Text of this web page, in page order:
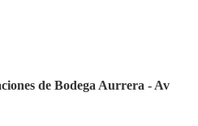
de Bodega Aurrera - Av